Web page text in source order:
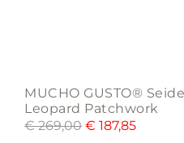
MUCHO GUSTO®
Leopard Patchwork
€269,00 € 187,85